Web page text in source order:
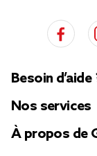
Besoin d’aide
Nos services
À propos de